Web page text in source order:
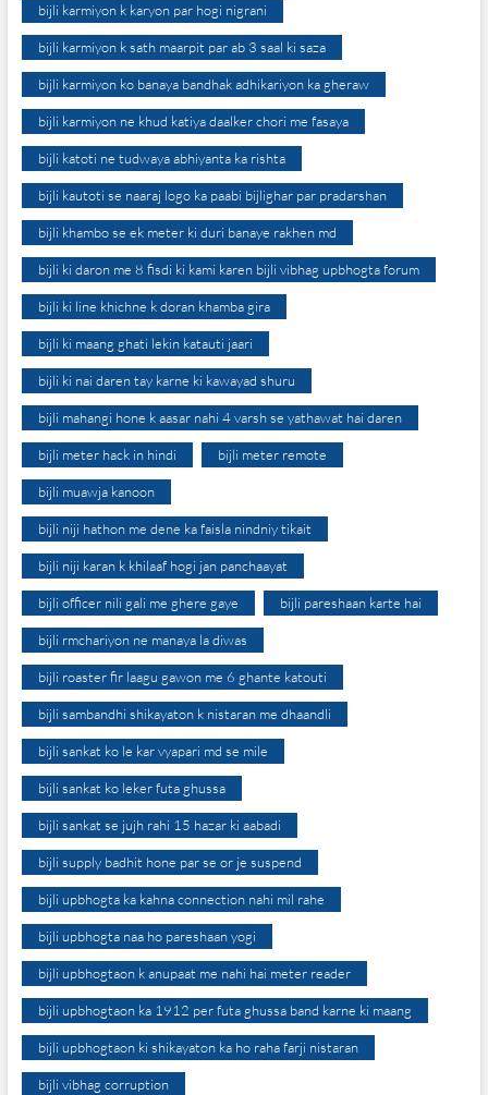
bijli karmiyon k karyon par hogi nigrani
bijli karmiyon k sath maarpit par ab 3 saal ki saza
bijli karmiyon ko banaya bandhak adhikariyon ka gheraw
bijli karmiyon ne khud katiya daalker chori me fasaya
bijli katoti ne tudwaya abhiyanta ka rishta
bijli kautoti se naaraj logo ka paabi bijlighar par pradarshan
bijli khambo se ek meter ki duri banaye rakhen md
bijli ki daron me 8 fisdi ki kami karen bijli vibhag upbhogta forum
bijli ki line khichne k doran khamba gira
bijli ki maang ghati lekin katauti jaari
bijli ki nai daren tay karne ki kawayad shuru
bijli mahangi hone k aasar nahi 4 varsh se yathawat hai daren
bijli meter hack in hindi bijli meter remote
bijli muawja kanoon
bijli niji hathon me dene ka faisla nindniy tikait
bijli niji karan k khilaaf hogi jan panchaayat
bijli officer nili gali me ghere gaye bijli pareshaan karte hai
bijli rmchariyon ne manaya la diwas
bijli roaster fir laagu gawon me 6 ghante katouti
bijli sambandhi shikayaton k nistaran me dhaandli
bijli sankat ko le kar vyapari md se mile
bijli sankat ko leker futa ghussa
bijli sankat se jujh rahi 15 hazar ki aabadi
bijli supply badhit hone par se or je suspend
bijli upbhogta ka kahna connection nahi mil rahe
bijli upbhogta naa ho pareshaan yogi
bijli upbhogtaon k anupaat me nahi hai meter reader
bijli upbhogtaon ka 1912 per futa ghussa band karne ki maang
bijli upbhogtaon ki shikayaton ka ho raha farji nistaran
bijli vibhag corruption